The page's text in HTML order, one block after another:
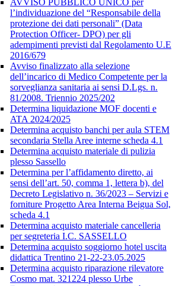
AVVISO PUBBLICO UNICO per
l’individuazione del “Responsabile della
protezione dei dati personali” (Data
Protection Officer- DPO) per gli
adempimenti previsti dal Regolamento U.E
2016/679
Avviso finalizzato alla selezione
dell’incarico di Medico Competente per la
sorveglianza sanitaria ai sensi D.Lgs. n.
81/2008. Triennio 2025/202
Determina liquidazione MOF docenti e
ATA 2024/2025
Determina acquisto banchi per aula STEM
secondaria Stella Aree interne scheda 4.1
Determina acquisto materiale di pulizia
plesso Sassello
Determina per l’affidamento diretto, ai
sensi dell’art. 50, comma 1, lettera b), del
Decreto Legislativo n. 36/2023 – Servizi e
forniture Progetto Area Interna Beigua Sol,
scheda 4.1
Determina acquisto materiale cancelleria
per segreteria I.C. SASSELLO
Determina acquisto soggiorno hotel uscita
didattica Trentino 21-22-23.05.2025
Determina acquisto riparazione rilevatore
Cosmo mat. 321224 plesso Urbe